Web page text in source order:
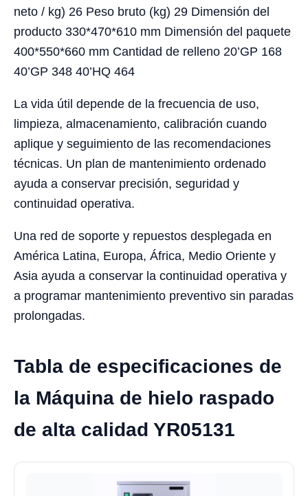
neto / kg) 26 Peso bruto (kg) 29 Dimensión del
producto 330*470*610 mm Dimensión del paquete
400*550*660 mm Cantidad de relleno 20’GP 168
40’GP 348 40’HQ 464
La vida útil depende de la frecuencia de uso,
limpieza, almacenamiento, calibración cuando
aplique y seguimiento de las recomendaciones
técnicas. Un plan de mantenimiento ordenado
ayuda a conservar precisión, seguridad y
continuidad operativa.
Una red de soporte y repuestos desplegada en
América Latina, Europa, África, Medio Oriente y
Asia ayuda a conservar la continuidad operativa y
a programar mantenimiento preventivo sin paradas
prolongadas.
Tabla de especificaciones de
la Máquina de hielo raspado
de alta calidad YR05131